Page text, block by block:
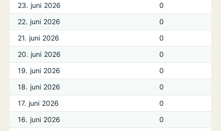
23. juni 2026
0
22. juni 2026
0
21. juni 2026
0
20. juni 2026
0
19. juni 2026
0
18. juni 2026
0
17. juni 2026
0
16. juni 2026
0